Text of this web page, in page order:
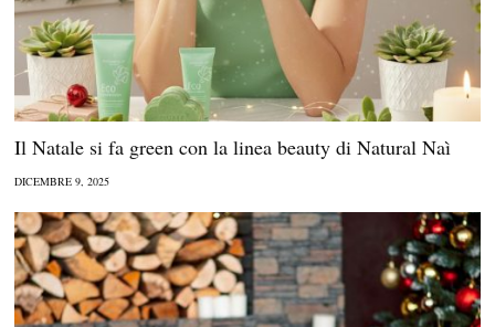
Il Natale si fa green con la linea beauty di Natural Naì
DICEMBRE 9, 2025